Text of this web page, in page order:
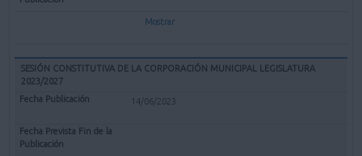
Mostrar
SESIÓN CONSTITUTIVA DE LA CORPORACIÓN MUNICIPAL LEGISLATURA
2023/2027
14/06/2023